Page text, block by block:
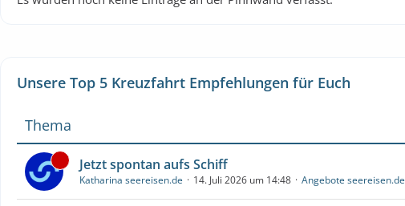
Unsere Top 5 Kreuzfahrt Empfehlungen für Euch
Thema
Jetzt spontan aufs Schiff
Katharina seereisen.de 14. Juli 2026 um 14:48 Angebote seereisen.de